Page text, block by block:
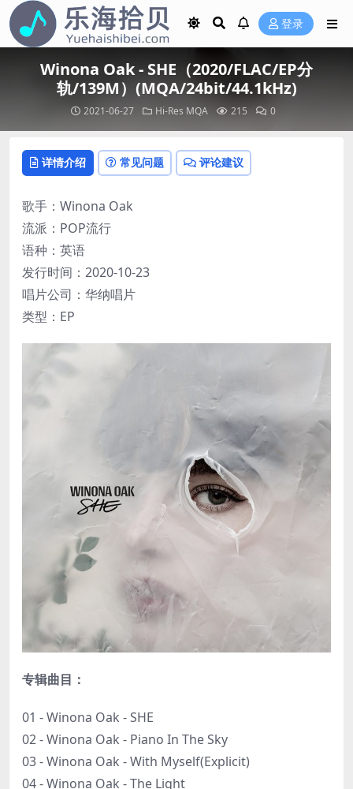
登录
Winona Oak - SHE（2020/FLAC/EP分
轨/139M）(MQA/24bit/44.1kHz)
2021-06-27 Hi-Res MQA 215 0
详情介绍 常见问题 评论建议
歌手：Winona Oak
流派：POP流行
语种：英语
发行时间：2020-10-23
唱片公司：华纳唱片
类型：EP
专辑曲目：
01 - Winona Oak - SHE
02 - Winona Oak - Piano In The Sky
03 - Winona Oak - With Myself(Explicit)
04 - Winona Oak - The Light